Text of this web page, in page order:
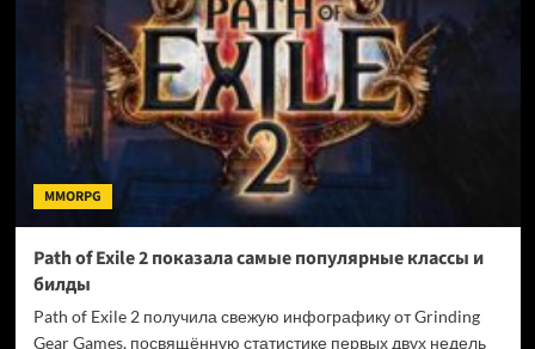
советы
по
старту
в
RF
Online
MMORPG
Path of Exile 2 показала самые популярные классы и
билды
Path of Exile 2 получила свежую инфографику от Grinding
Gear Games, посвящённую статистике первых двух недель